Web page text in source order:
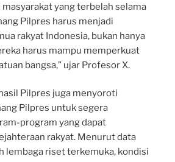
yang terbelah selama
Pilpres harus menjadi
rakyat Indonesia, bukan hanya
harus mampu memperkuat
bangsa,” ujar Profesor X.
Pilpres juga menyoroti
Pilpres untuk segera
program yang dapat
rakyat. Menurut data
lembaga riset terkemuka, kondisi